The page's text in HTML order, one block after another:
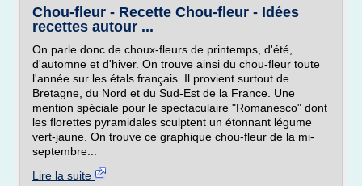
Chou-fleur - Recette Chou-fleur - Idées
recettes autour ...
On parle donc de choux-fleurs de printemps, d'été,
d'automne et d'hiver. On trouve ainsi du chou-fleur toute
l'année sur les étals français. Il provient surtout de
Bretagne, du Nord et du Sud-Est de la France. Une
mention spéciale pour le spectaculaire "Romanesco" dont
les florettes pyramidales sculptent un étonnant légume
vert-jaune. On trouve ce graphique chou-fleur de la mi-
septembre...
Lire la suite